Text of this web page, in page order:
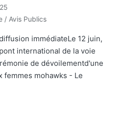
/ Avis Publics
immédiateLe 12 juin,
international de la voie
de dévoilementd'une
femmes mohawks - Le